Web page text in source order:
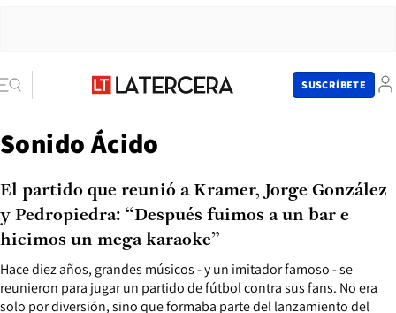
SUSCRÍBETE
Sonido Ácido
Hace diez años, grandes músicos - y un imitador famoso - se
reunieron para jugar un partido de fútbol contra sus fans. No era
solo por diversión, sino que formaba parte del lanzamiento del
El partido que reunió a Kramer, Jorge González
y Pedropiedra: “Después fuimos a un bar e
hicimos un mega karaoke”